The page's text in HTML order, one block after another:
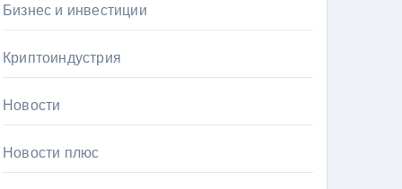
Бизнес и инвестиции
Криптоиндустрия
Новости
Новости плюс